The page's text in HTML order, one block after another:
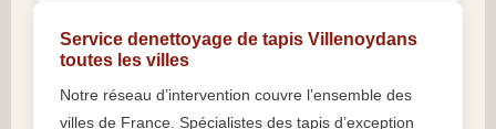
Service denettoyage de tapis Villenoydans
toutes les villes
Notre réseau d’intervention couvre l’ensemble des
villes de France. Spécialistes des tapis d’exception